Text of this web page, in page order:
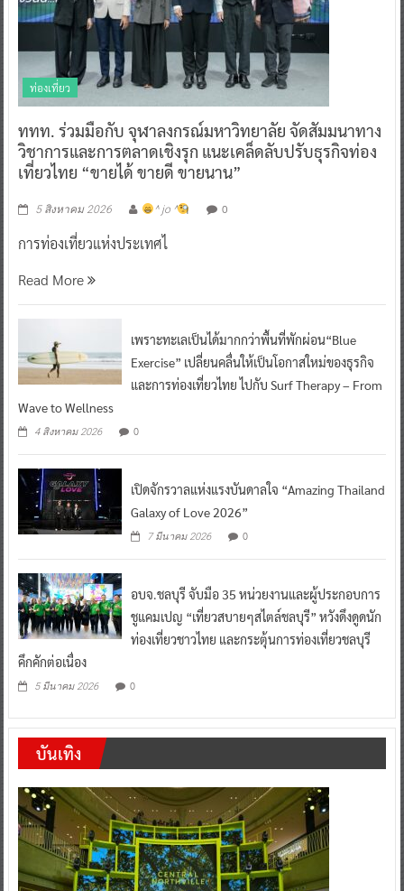
ท่องเที่ยว
ททท. ร่วมมือกับ จุฬาลงกรณ์มหาวิทยาลัย จัดสัมมนาทาง
วิชาการและการตลาดเชิงรุก แนะเคล็ดลับปรับธุรกิจท่อง
เที่ยวไทย “ขายได้ ขายดี ขายนาน”
5 สิงหาคม 2026 ^ jo ^ 0
การท่องเที่ยวแห่งประเทศไ
Read More
เพราะทะเลเป็นได้มากกว่าพื้นที่พักผ่อน“Blue
Exercise” เปลี่ยนคลื่นให้เป็นโอกาสใหม่ของธุรกิจ
และการท่องเที่ยวไทย ไปกับ Surf Therapy – From
Wave to Wellness
4 สิงหาคม 2026 0
เปิดจักรวาลแห่งแรงบันดาลใจ “Amazing Thailand
Galaxy of Love 2026”
7 มีนาคม 2026 0
อบจ.ชลบุรี จับมือ 35 หน่วยงานและผู้ประกอบการ
ชูแคมเปญ “เที่ยวสบายๆสไตล์ชลบุรี” หวังดึงดูดนัก
ท่องเที่ยวชาวไทย และกระตุ้นการท่องเที่ยวชลบุรี
คึกคักต่อเนื่อง
5 มีนาคม 2026 0
บันเทิง